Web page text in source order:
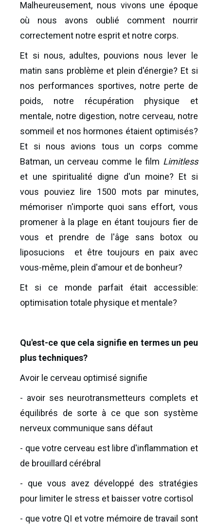
Malheureusement, nous vivons une époque
où nous avons oublié comment nourrir
correctement notre esprit et notre corps.
Et si nous, adultes, pouvions nous lever le
matin sans problème et plein d'énergie? Et si
nos performances sportives, notre perte de
poids, notre récupération physique et
mentale, notre digestion, notre cerveau, notre
sommeil et nos hormones étaient optimisés?
Et si nous avions tous un corps comme
Batman, un cerveau comme le film Limitless
et une spiritualité digne d'un moine? Et si
vous pouviez lire 1500 mots par minutes,
mémoriser n'importe quoi sans effort, vous
promener à la plage en étant toujours fier de
vous et prendre de l'âge sans botox ou
liposucions et être toujours en paix avec
vous-même, plein d'amour et de bonheur?
Et si ce monde parfait était accessible:
optimisation totale physique et mentale?
Qu'est-ce que cela signifie en termes un peu
plus techniques?
Avoir le cerveau optimisé signifie
- avoir ses neurotransmetteurs complets et
équilibrés de sorte à ce que son système
nerveux communique sans défaut
- que votre cerveau est libre d'inflammation et
de brouillard cérébral
- que vous avez développé des stratégies
pour limiter le stress et baisser votre cortisol
- que votre QI et votre mémoire de travail sont